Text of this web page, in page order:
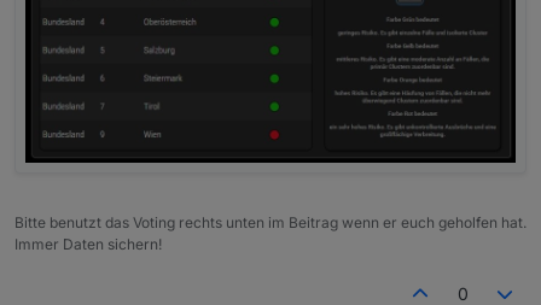
Bitte benutzt das Voting rechts unten im Beitrag wenn er euch geholfen hat.
Immer Daten sichern!
0